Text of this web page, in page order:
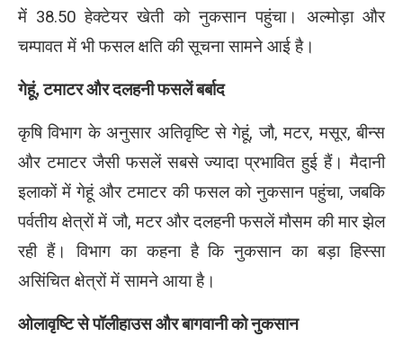
में 38.50 हेक्टेयर खेती को नुकसान पहुंचा। अल्मोड़ा और
चम्पावत में भी फसल क्षति की सूचना सामने आई है।
गेहूं, टमाटर और दलहनी फसलें बर्बाद
कृषि विभाग के अनुसार अतिवृष्टि से गेहूं, जौ, मटर, मसूर, बीन्स
और टमाटर जैसी फसलें सबसे ज्यादा प्रभावित हुई हैं। मैदानी
इलाकों में गेहूं और टमाटर की फसल को नुकसान पहुंचा, जबकि
पर्वतीय क्षेत्रों में जौ, मटर और दलहनी फसलें मौसम की मार झेल
रही हैं। विभाग का कहना है कि नुकसान का बड़ा हिस्सा
असिंचित क्षेत्रों में सामने आया है।
ओलावृष्टि से पॉलीहाउस और बागवानी को नुकसान